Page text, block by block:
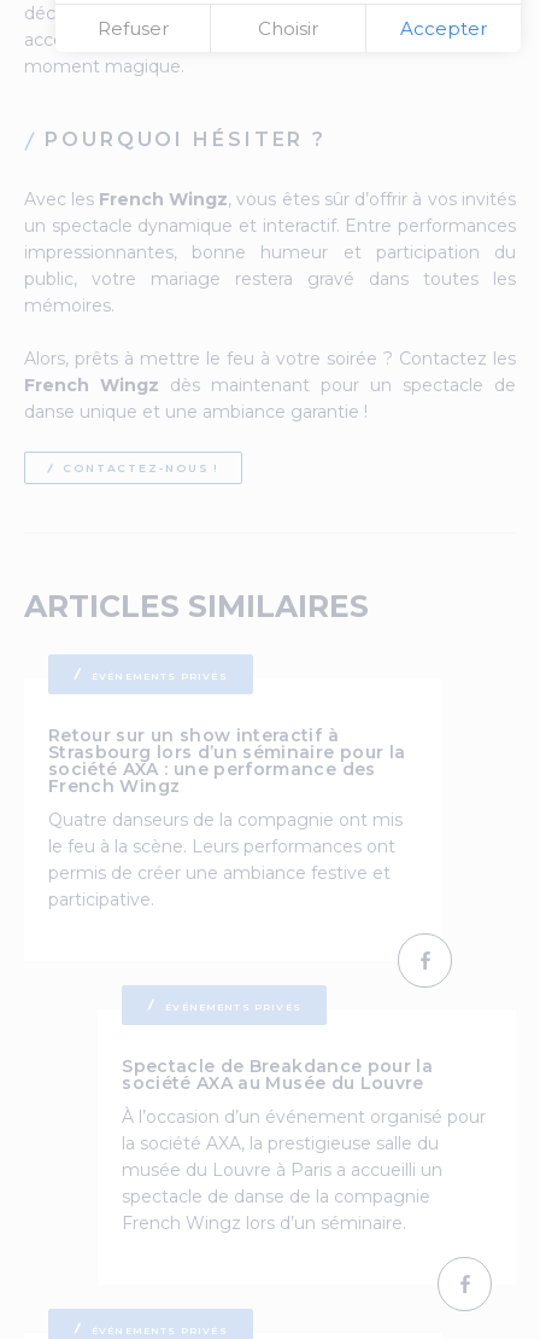
Refuser Choisir Accepter
décalée ou un mélange des deux, ils sauront vous
accompagner pour que votre première danse soit un
moment magique.
POURQUOI HÉSITER ?
Avec les French Wingz, vous êtes sûr d’offrir à vos invités
un spectacle dynamique et interactif. Entre performances
impressionnantes, bonne humeur et participation du
public, votre mariage restera gravé dans toutes les
mémoires.
Alors, prêts à mettre le feu à votre soirée ? Contactez les
French Wingz dès maintenant pour un spectacle de
danse unique et une ambiance garantie !
CONTACTEZ-NOUS !
ARTICLES SIMILAIRES
ÉVÉNEMENTS PRIVÉS
Retour sur un show interactif à
Strasbourg lors d’un séminaire pour la
société AXA : une performance des
French Wingz
Quatre danseurs de la compagnie ont mis
le feu à la scène. Leurs performances ont
permis de créer une ambiance festive et
participative.
ÉVÉNEMENTS PRIVÉS
Spectacle de Breakdance pour la
société AXA au Musée du Louvre
À l’occasion d’un événement organisé pour
la société AXA, la prestigieuse salle du
musée du Louvre à Paris a accueilli un
spectacle de danse de la compagnie
French Wingz lors d’un séminaire.
ÉVÉNEMENTS PRIVÉS